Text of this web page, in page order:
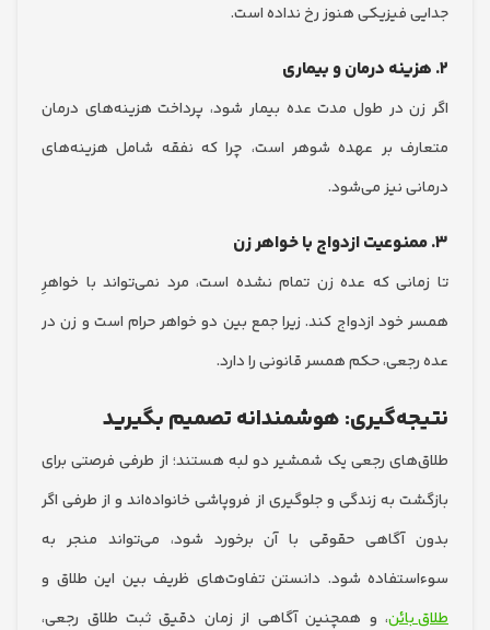
فیزیکی هنوز رخ نداده است.
در طول مدت عده بیمار شود، پرداخت هزینه‌های درمان
بر عهده شوهر است، چرا که نفقه شامل هزینه‌های
نیز می‌شود.
که عده زن تمام نشده است، مرد نمی‌تواند با خواهرِ
ازدواج کند. زیرا جمع بین دو خواهر حرام است و زن در
حکم همسر قانونی را دارد.
هوشمندانه تصمیم بگیرید
رجعی یک شمشیر دو لبه هستند؛ از طرفی فرصتی برای
به زندگی و جلوگیری از فروپاشی خانواده‌اند و از طرفی اگر
آگاهی حقوقی با آن برخورد شود، می‌تواند منجر به
شود. دانستن تفاوت‌های ظریف بین این طلاق و
، و همچنین آگاهی از زمان دقیق ثبت طلاق رجعی،